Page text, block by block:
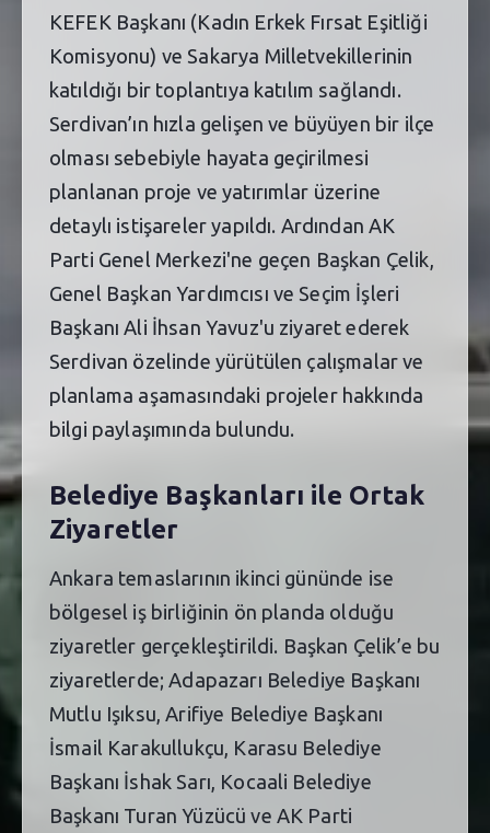
KEFEK Başkanı (Kadın Erkek Fırsat Eşitliği
Komisyonu) ve Sakarya Milletvekillerinin
katıldığı bir toplantıya katılım sağlandı.
Serdivan’ın hızla gelişen ve büyüyen bir ilçe
olması sebebiyle hayata geçirilmesi
planlanan proje ve yatırımlar üzerine
detaylı istişareler yapıldı. Ardından AK
Parti Genel Merkezi'ne geçen Başkan Çelik,
Genel Başkan Yardımcısı ve Seçim İşleri
Başkanı Ali İhsan Yavuz'u ziyaret ederek
Serdivan özelinde yürütülen çalışmalar ve
planlama aşamasındaki projeler hakkında
bilgi paylaşımında bulundu.
Belediye Başkanları ile Ortak
Ziyaretler
Ankara temaslarının ikinci gününde ise
bölgesel iş birliğinin ön planda olduğu
ziyaretler gerçekleştirildi. Başkan Çelik’e bu
ziyaretlerde; Adapazarı Belediye Başkanı
Mutlu Işıksu, Arifiye Belediye Başkanı
İsmail Karakullukçu, Karasu Belediye
Başkanı İshak Sarı, Kocaali Belediye
Başkanı Turan Yüzücü ve AK Parti